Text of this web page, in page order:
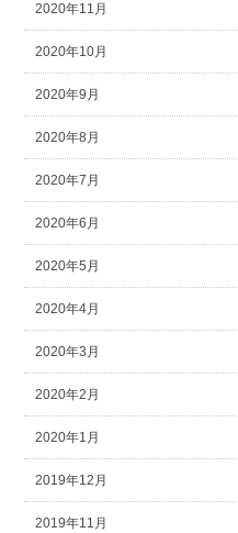
2020年11月
2020年10月
2020年9月
2020年8月
2020年7月
2020年6月
2020年5月
2020年4月
2020年3月
2020年2月
2020年1月
2019年12月
2019年11月